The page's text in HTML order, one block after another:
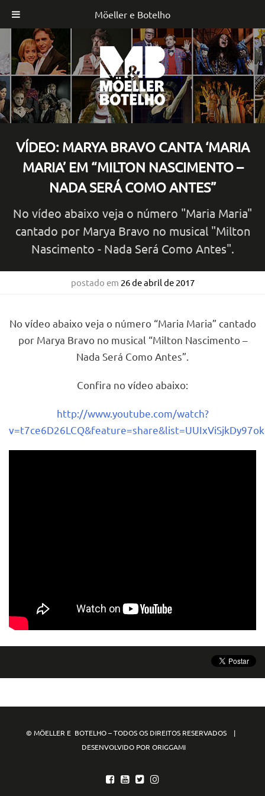
Möeller e Botelho
Skip
to
content
VÍDEO: MARYA BRAVO CANTA ‘MARIA
MARIA’ EM “MILTON NASCIMENTO –
NADA SERÁ COMO ANTES”
No vídeo abaixo veja o número "Maria Maria"
cantado por Marya Bravo no musical "Milton
Nascimento - Nada Será Como Antes".
postado em 26 de abril de 2017
No vídeo abaixo veja o número “Maria Maria” cantado
por Marya Bravo no musical “Milton Nascimento –
Nada Será Como Antes”.
Confira no vídeo abaixo:
http://www.youtube.com/watch?
© MÖELLER E BOTELHO – TODOS OS DIREITOS RESERVADOS |
DESENVOLVIDO POR ORIGGAMI